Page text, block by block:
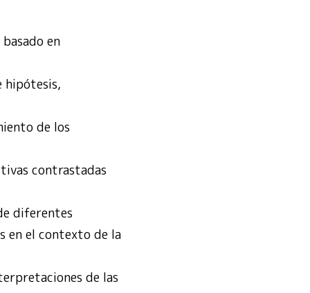
en
hipótesis,
de los
contrastadas
diferentes
en el contexto de la
de las